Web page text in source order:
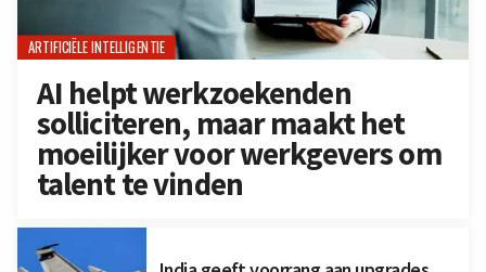
ARTIFICIËLE INTELLIGENTIE
AI helpt werkzoekenden
solliciteren, maar maakt het
moeilijker voor werkgevers om
talent te vinden